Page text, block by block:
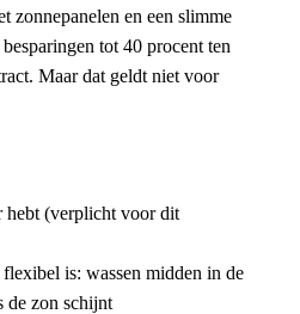
zonnepanelen en een slimme
tot 40 procent ten
Maar dat geldt niet voor
hebt (verplicht voor dit
is: wassen midden in de
de zon schijnt